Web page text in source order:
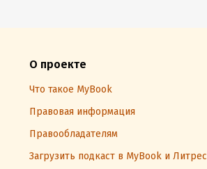
О проекте
Что такое MyBook
Правовая информация
Правообладателям
Загрузить подкаст в MyBook и Литрес